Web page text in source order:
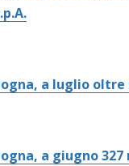
a luglio
a giugno